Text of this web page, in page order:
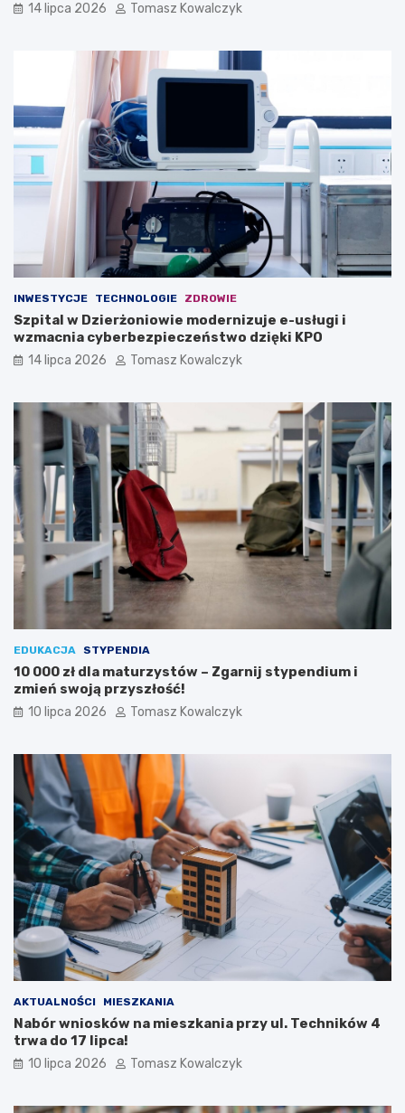
14 lipca 2026 Tomasz Kowalczyk
INWESTYCJE TECHNOLOGIE ZDROWIE
Szpital w Dzierżoniowie modernizuje e-usługi i
wzmacnia cyberbezpieczeństwo dzięki KPO
14 lipca 2026 Tomasz Kowalczyk
EDUKACJA STYPENDIA
10 000 zł dla maturzystów – Zgarnij stypendium i
zmień swoją przyszłość!
10 lipca 2026 Tomasz Kowalczyk
AKTUALNOŚCI MIESZKANIA
Nabór wniosków na mieszkania przy ul. Techników 4
trwa do 17 lipca!
10 lipca 2026 Tomasz Kowalczyk